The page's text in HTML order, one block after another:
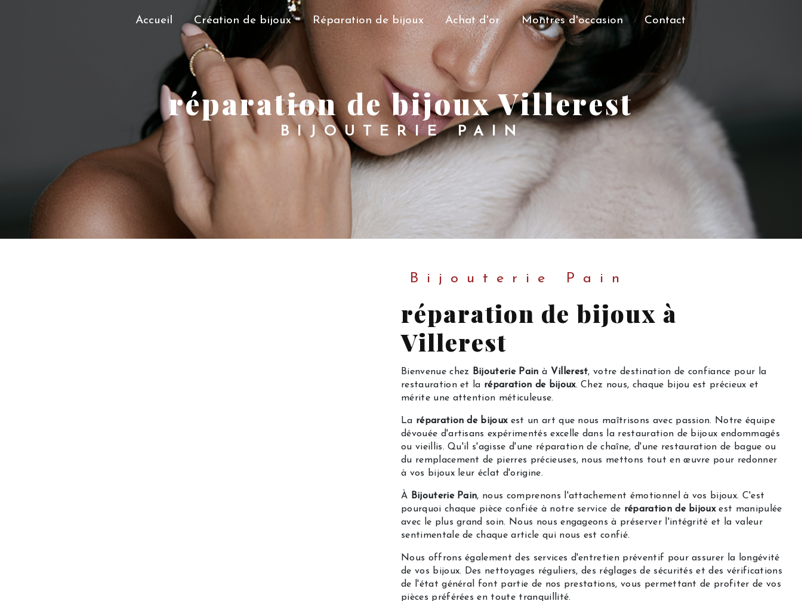
Accueil Création de bijoux Réparation de bijoux Achat d'or Montres d'occasion Contact
réparation de bijoux Villerest
BIJOUTERIE PAIN
Bijouterie Pain
réparation de bijoux à
Villerest
Bienvenue chez Bijouterie Pain à Villerest, votre destination de confiance pour la
restauration et la réparation de bijoux. Chez nous, chaque bijou est précieux et
mérite une attention méticuleuse.
La réparation de bijouxest un art que nous maîtrisons avec passion. Notre équipe
dévouée d'artisans expérimentés excelle dans la restauration de bijoux endommagés
ou vieillis. Qu'il s'agisse d'une réparation de chaîne, d'une restauration de bague ou
du remplacement de pierres précieuses, nous mettons tout en œuvre pour redonner
à vos bijoux leur éclat d'origine.
À Bijouterie Pain, nous comprenons l'attachement émotionnel à vos bijoux. C'est
pourquoi chaque pièce confiée à notre service de réparation de bijouxest manipulée
avec le plus grand soin. Nous nous engageons à préserver l'intégrité et la valeur
sentimentale de chaque article qui nous est confié.
Nous offrons également des services d'entretien préventif pour assurer la longévité
de vos bijoux. Des nettoyages réguliers, des réglages de sécurités et des vérifications
de l'état général font partie de nos prestations, vous permettant de profiter de vos
pièces préférées en toute tranquillité.